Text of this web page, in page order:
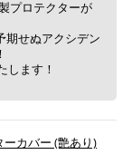
注文はキャン
ご利用頂けま
プロテクターが
期せぬアクシデン
します！
ーカバー (艶あり)